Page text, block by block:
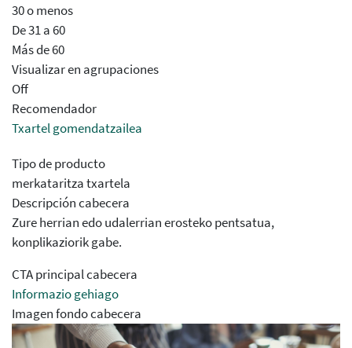
30 o menos
De 31 a 60
Más de 60
Visualizar en agrupaciones
Off
Recomendador
Txartel gomendatzailea
Tipo de producto
merkataritza txartela
Descripción cabecera
Zure herrian edo udalerrian erosteko pentsatua,
konplikaziorik gabe.
CTA principal cabecera
Informazio gehiago
Imagen fondo cabecera